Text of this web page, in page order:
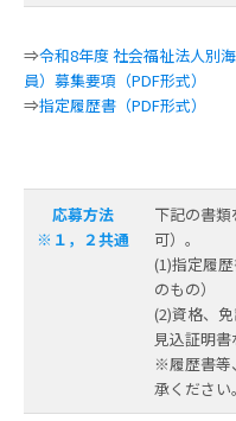
⇒令和8年度 社会福祉法人別
員）募集要項（PDF形式）
⇒指定履歴書（PDF形式）
応募方法
※１，２共通
下記の書
可）。
(1)指定履
のもの）
(2)資格、
見込証明書
※履歴書等
承ください。